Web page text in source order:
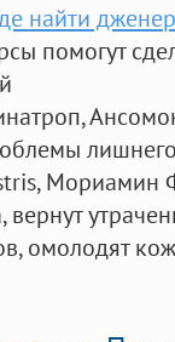
найти
помогут
Мориамин
омолодят